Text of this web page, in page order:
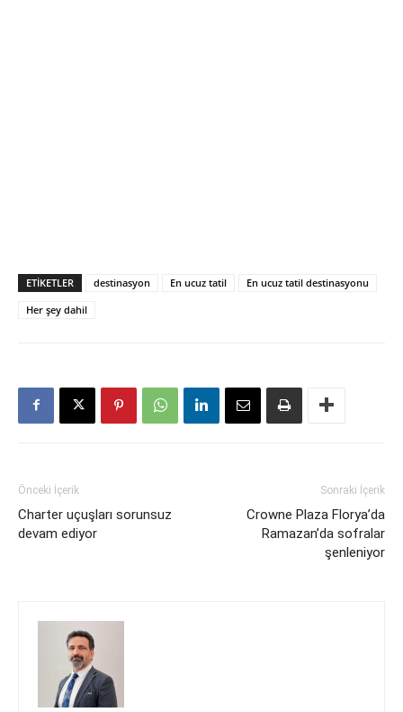
ETIKETLER destinasyon En ucuz tatil
En ucuz tatil destinasyonu
Her şey dahil
Önceki İçerik
Charter uçuşları sorunsuz
devam ediyor
Sonraki İçerik
Crowne Plaza Florya’da
Ramazan’da sofralar
şenleniyor